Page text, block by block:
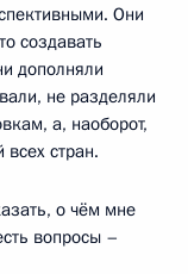
Они
создавать
дополняли
не разделяли
а, наоборот,
стран.
о чём мне
вопросы –